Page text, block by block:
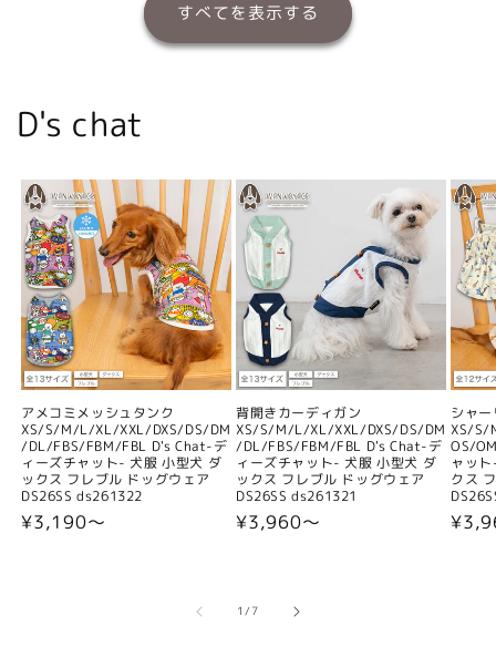
すべてを表示する
D's chat
アメコミメッシュタンク
XS/S/M/L/XL/XXL/DXS/DS/DM
/DL/FBS/FBM/FBL D's Chat-デ
ィーズチャット- 犬服 小型犬 ダ
ックス フレブル ドッグウェア
DS26SS ds261322
通
¥3,190〜
背開きカーディガン
XS/S/M/L/XL/XXL/DXS/DS/DM
/DL/FBS/FBM/FBL D's Chat-デ
ィーズチャット- 犬服 小型犬 ダ
ックス フレブル ドッグウェア
DS26SS ds261321
通
¥3,960〜
シャ
XS/
OS/
ャッ
クス
通
1/の
7